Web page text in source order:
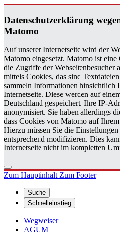
Da­ten­schutz­er­klä­rung
Ma­to­mo
Auf unserer Internetseite wird der
Matomo eingesetzt. Matomo ist
die Zugriffe der Webseitenbesucher
mittels Cookies, das sind
sammeln Informationen hinsichtlich
Internetseite. Diese werden auf
Deutschland gespeichert. Ihre IP-
anonymisiert. Sie haben allerdings
dass Cookies von Matomo auf
Hierzu müssen Sie die
entsprechend modifizieren. Dies
Internetseite nicht im kompletten
Zum HauptinhaltZum Footer
Suche
Schnelleinstieg
Wegweiser
AGUM